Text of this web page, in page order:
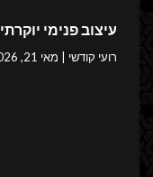
עיצוב פנימי יוקרתי
רועי קודשי מאי 21, 2026